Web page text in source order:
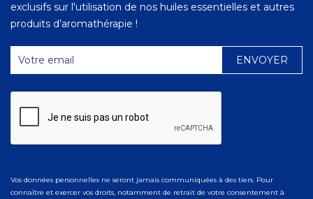
exclusifs sur l'utilisation de nos huiles essentielles et autres
produits d’aromathérapie !
Vos données personnelles ne seront jamais communiquées à des tiers. Pour
connaître et exercer vos droits, notamment de retrait de votre consentement à